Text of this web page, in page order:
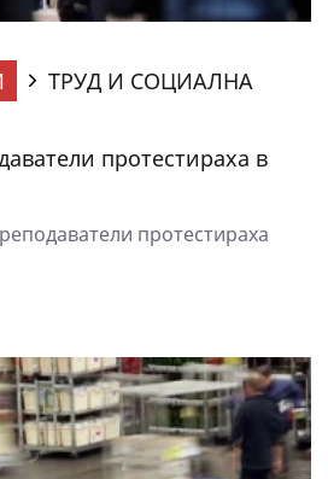
ТРУД И СОЦИАЛНА
протестираха в
протестираха